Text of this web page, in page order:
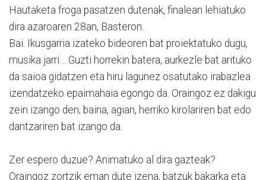
Hautaketa froga pasatzen dutenak, finalean lehiatuko
dira azaroaren 28an, Basteron.
Bai. Ikusgarria izateko bideoren bat proiektatuko dugu,
musika jarri… Guzti horrekin batera, aurkezle bat arituko
da saioa gidatzen eta hiru lagunez osatutako irabazlea
izendatzeko epaimahaia egongo da. Oraingoz ez dakigu
zein izango den; baina, agian, herriko kirolariren bat edo
dantzariren bat izango da.
Zer espero duzue? Animatuko al dira gazteak?
Oraingoz zortzik eman dute izena, batzuk bakarka eta